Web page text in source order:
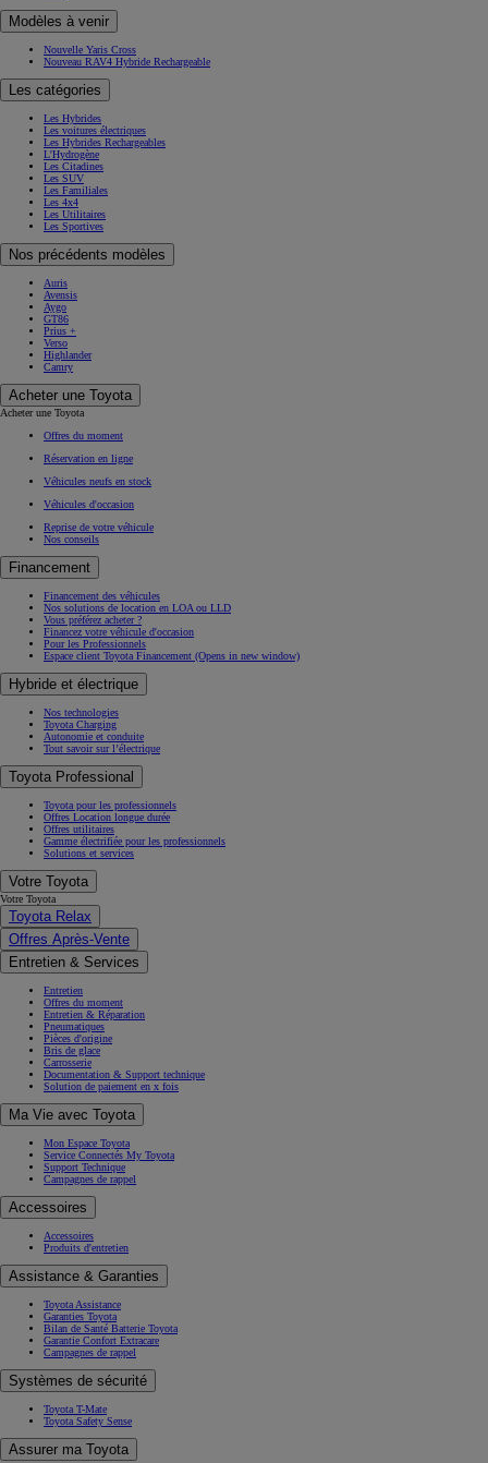
Modèles à venir
Nouvelle Yaris Cross
Nouveau RAV4 Hybride Rechargeable
Les catégories
Les Hybrides
Les voitures électriques
Les Hybrides Rechargeables
L'Hydrogène
Les Citadines
Les SUV
Les Familiales
Les 4x4
Les Utilitaires
Les Sportives
Nos précédents modèles
Auris
Avensis
Aygo
GT86
Prius +
Verso
Highlander
Camry
Acheter une Toyota
Acheter une Toyota
Offres du moment
Réservation en ligne
Véhicules neufs en stock
Véhicules d'occasion
Reprise de votre véhicule
Nos conseils
Financement
Financement des véhicules
Nos solutions de location en LOA ou LLD
Vous préférez acheter ?
Financez votre véhicule d'occasion
Pour les Professionnels
Espace client Toyota Financement (Opens in new window)
Hybride et électrique
Nos technologies
Toyota Charging
Autonomie et conduite
Tout savoir sur l’électrique
Toyota Professional
Toyota pour les professionnels
Offres Location longue durée
Offres utilitaires
Gamme électrifiée pour les professionnels
Solutions et services
Votre Toyota
Votre Toyota
Toyota Relax
Offres Après-Vente
Entretien & Services
Entretien
Offres du moment
Entretien & Réparation
Pneumatiques
Pièces d'origine
Bris de glace
Carrosserie
Documentation & Support technique
Solution de paiement en x fois
Ma Vie avec Toyota
Mon Espace Toyota
Service Connectés My Toyota
Support Technique
Campagnes de rappel
Accessoires
Accessoires
Produits d'entretien
Assistance & Garanties
Toyota Assistance
Garanties Toyota
Bilan de Santé Batterie Toyota
Garantie Confort Extracare
Campagnes de rappel
Systèmes de sécurité
Toyota T-Mate
Toyota Safety Sense
Assurer ma Toyota